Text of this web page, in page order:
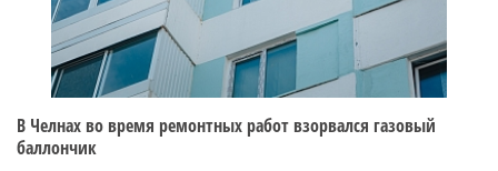
В Челнах во время ремонтных работ взорвался газовый
баллончик